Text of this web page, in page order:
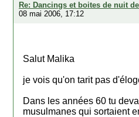
Re: Dancings et boites de nuit
08 mai 2006, 17:12
Salut Malika
je vois qu'on tarit pas
Dans les années 60 tu
musulmanes qui sortaient